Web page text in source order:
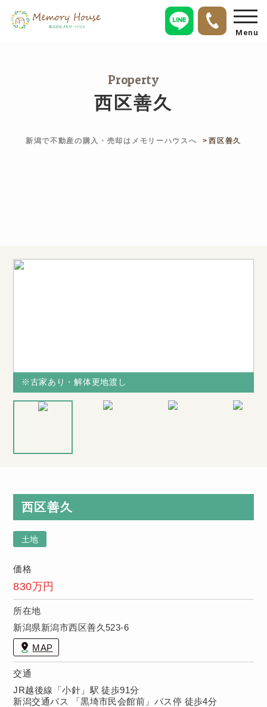
Menu
Property
西区善久
新潟で不動産の購入・売却はメモリーハウスへ 西区善久
※古家あり・解体更地渡し
※古家あり・解体更地渡し
西区善久
土地
価格
830万円
所在地
新潟県新潟市西区善久523-6
MAP
交通
JR越後線「小針」駅 徒歩91分
新潟交通バス 「黒埼市民会館前」バス停 徒歩4分